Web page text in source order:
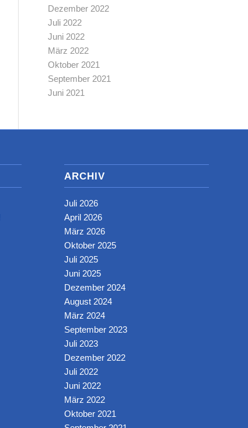
Dezember 2022
Juli 2022
Juni 2022
März 2022
Oktober 2021
September 2021
Juni 2021
ARCHIV
Juli 2026
April 2026
März 2026
Oktober 2025
Juli 2025
Juni 2025
Dezember 2024
August 2024
März 2024
September 2023
Juli 2023
Dezember 2022
Juli 2022
Juni 2022
März 2022
Oktober 2021